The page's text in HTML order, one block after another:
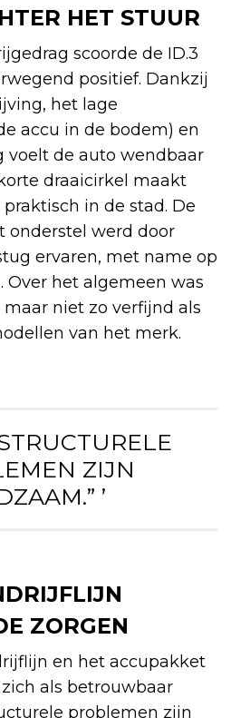
HET STUUR
scoorde de ID.3
positief. Dankzij
het lage
accu in de bodem) en
voelt de auto wendbaar
draaicirkel maakt
in de stad. De
onderstel werd door
ervaren, met name op
Over het algemeen was
niet zo verfijnd als
van het merk.
ZIJN
’
ZORGEN
en het accupakket
als betrouwbaar
problemen zijn